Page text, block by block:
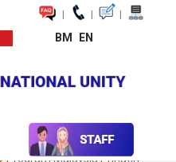
| | |
BM EN
Photo 2021
Koleksi
Program Malaysia Prihatin :